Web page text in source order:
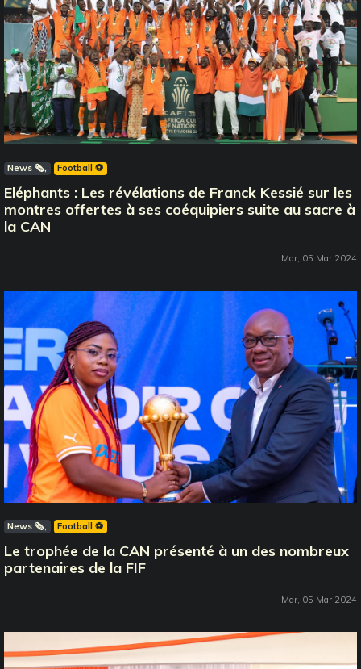
News 🗞️ Football ⚽️
Eléphants : Les révélations de Franck Kessié sur les
montres offertes à ses coéquipiers suite au sacre à
la CAN
Mar, 05 Mar 2024
News 🗞️ Football ⚽️
Le trophée de la CAN présenté à un des nombreux
partenaires de la FIF
Mar, 05 Mar 2024